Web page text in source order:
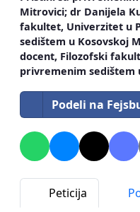
Mitrovici; dr Danijela
fakultet, Univerzitet u
sedištem u Kosovskoj
docent, Filozofski
privremenim sedištem
Podeli na
Peticija